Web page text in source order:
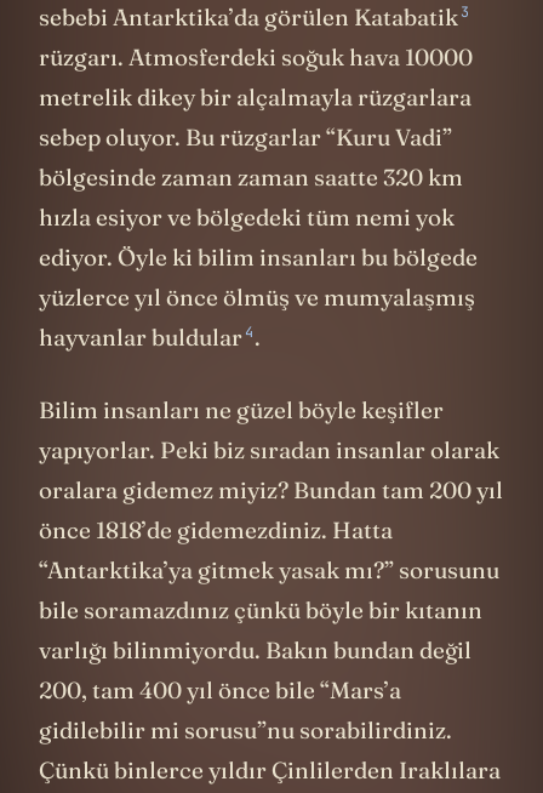
sebebi Antarktika’da görülen Katabatik3
rüzgarı. Atmosferdeki soğuk hava 10000
metrelik dikey bir alçalmayla rüzgarlara
sebep oluyor. Bu rüzgarlar “Kuru Vadi”
bölgesinde zaman zaman saatte 320 km
hızla esiyor ve bölgedeki tüm nemi yok
ediyor. Öyle ki bilim insanları bu bölgede
yüzlerce yıl önce ölmüş ve mumyalaşmış
hayvanlarbuldular4.
Bilim insanları ne güzel böyle keşifler
yapıyorlar. Peki biz sıradan insanlar olarak
oralara gidemez miyiz? Bundan tam 200 yıl
önce 1818’de gidemezdiniz. Hatta
“Antarktika’ya gitmek yasak mı?” sorusunu
bile soramazdınız çünkü böyle bir kıtanın
varlığı bilinmiyordu. Bakın bundan değil
200, tam 400 yıl önce bile “Mars’a
gidilebilir mi sorusu”nu sorabilirdiniz.
Çünkü binlerce yıldır Çinlilerden Iraklılara